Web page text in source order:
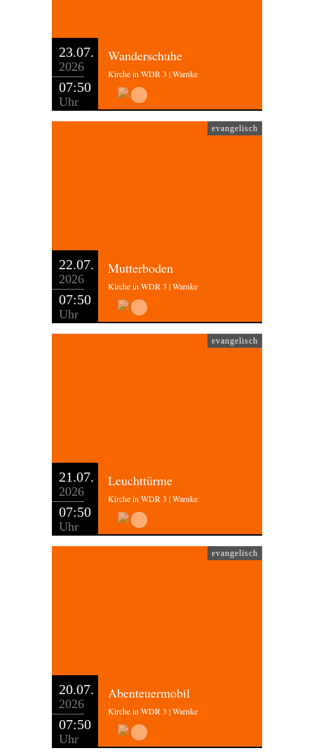
23.07.
2026
07:50
Uhr
Wanderschuhe
Kirche in WDR 3 | Warnke
evangelisch
22.07.
2026
07:50
Uhr
Mutterboden
Kirche in WDR 3 | Warnke
evangelisch
21.07.
2026
07:50
Uhr
Leuchttürme
Kirche in WDR 3 | Warnke
evangelisch
20.07.
2026
07:50
Uhr
Abenteuermobil
Kirche in WDR 3 | Warnke